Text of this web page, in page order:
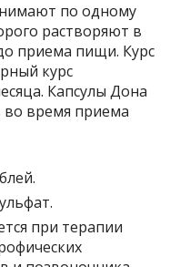
по одному
растворяют в
приема пищи. Курс
курс
Капсулы Дона
время приема
при терапии